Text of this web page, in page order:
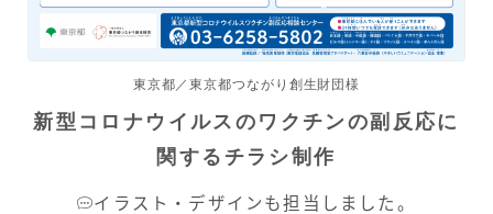
東京都／東京都つながり創生財団様
新型コロナウイルスのワクチンの副反応に
関するチラシ制作
イラスト・デザインも担当しました。